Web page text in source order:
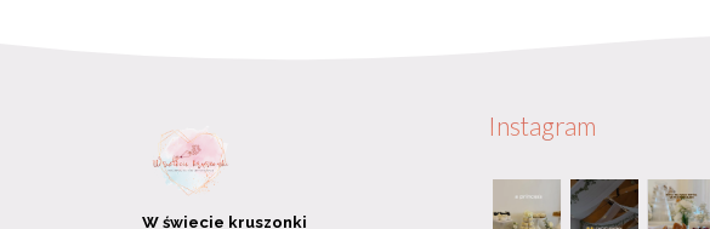
W świecie kruszonki
Instagram